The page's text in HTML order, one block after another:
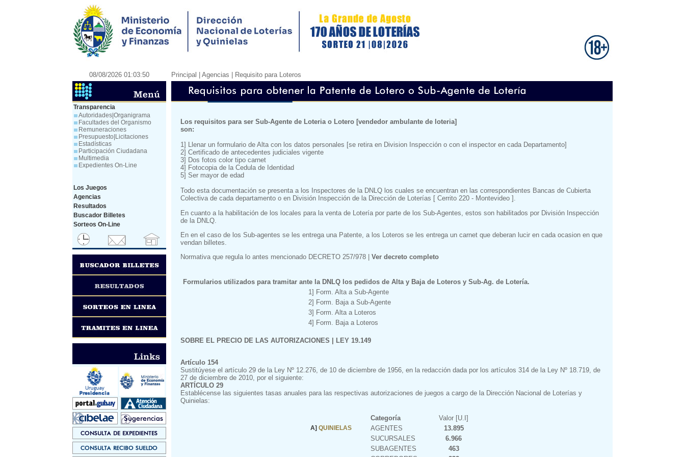
08/08/2026 01:03:50 Principal | Agencias | Requisito para Loteros
Transparencia
Autoridades|Organigrama
Facultades del Organismo
Remuneraciones
Presupuesto|Licitaciones
Estadísticas
Participación Ciudadana
Multimedia
Expedientes On-Line
Los Juegos
Agencias
Resultados
Buscador Billetes
Sorteos On-Line
Los requisitos para ser Sub-Agente de Loteria o Lotero [vendedor ambulante de loteria]
son:
1] Llenar un formulario de Alta con los datos personales [se retira en Division Inspección o con el inspector en cada Departamento]
2] Certificado de antecedentes judiciales vigente
3] Dos fotos color tipo carnet
4] Fotocopia de la Cedula de Identidad
5] Ser mayor de edad
Todo esta documentación se presenta a los Inspectores de la DNLQ los cuales se encuentran en las correspondientes Bancas de Cubierta
Colectiva de cada departamento o en División Inspección de la Dirección de Loterías [ Cerrito 220 - Montevideo ].
En cuanto a la habilitación de los locales para la venta de Lotería por parte de los Sub-Agentes, estos son habilitados por División Inspección
de la DNLQ.
En en el caso de los Sub-agentes se les entrega una Patente, a los Loteros se les entrega un carnet que deberan lucir en cada ocasion en que
vendan billetes.
Normativa que regula lo antes mencionado DECRETO 257/978 | Ver decreto completo
Formularios utilizados para tramitar ante la DNLQ los pedidos de Alta y Baja de Loteros y Sub-Ag. de Lotería.
1] Form. Alta a Sub-Agente
2] Form. Baja a Sub-Agente
3] Form. Alta a Loteros
4] Form. Baja a Loteros
SOBRE EL PRECIO DE LAS AUTORIZACIONES | LEY 19.149
Artículo 154
Sustitúyese el artículo 29 de la Ley Nº 12.276, de 10 de diciembre de 1956, en la redacción dada por los artículos 314 de la Ley Nº 18.719, de
27 de diciembre de 2010, por el siguiente:
ARTÍCULO 29
Establécense las siguientes tasas anuales para las respectivas autorizaciones de juegos a cargo de la Dirección Nacional de Loterías y
Quinielas:
Categoría Valor [U.I]
A] QUINIELAS AGENTES
13.895
SUCURSALES
6.966
SUBAGENTES
463